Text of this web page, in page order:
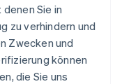
Sie in
zu verhindern und
Zwecken und
können
die Sie uns